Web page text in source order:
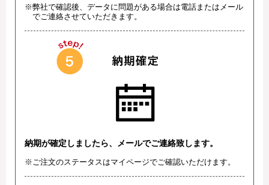
※弊社で確認後、データに問題がある場合は電話またはメール
でご連絡させていただきます。
納期が確定しましたら、メールでご連絡致します。
※ご注文のステータスはマイページでご確認いただけます。